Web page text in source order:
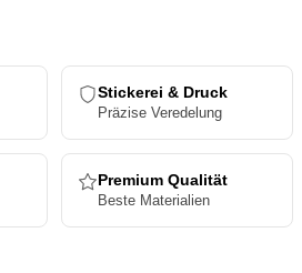
Stickerei & Druck
Präzise Veredelung
Premium Qualität
Beste Materialien